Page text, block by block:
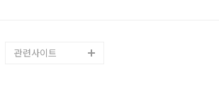
관련사이트